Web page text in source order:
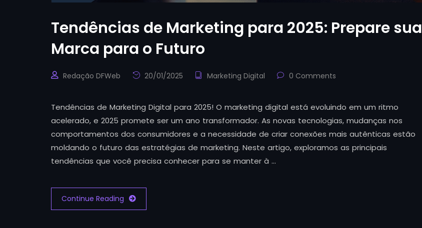
Tendências de Marketing para 2025: Prepare sua
Marca para o Futuro
Redação DFWeb 20/01/2025 Marketing Digital 0 Comments
Tendências de Marketing Digital para 2025! O marketing digital está evoluindo em um ritmo
acelerado, e 2025 promete ser um ano transformador. As novas tecnologias, mudanças nos
comportamentos dos consumidores e a necessidade de criar conexões mais autênticas estão
moldando o futuro das estratégias de marketing. Neste artigo, exploramos as principais
tendências que você precisa conhecer para se manter à …
Continue Reading